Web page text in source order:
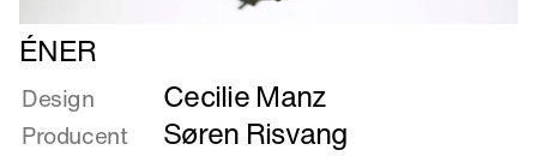
Læs
mere
om
ÉNER
ÉNER
Design Cecilie Manz
Producent Søren Risvang